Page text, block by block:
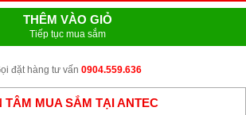
THÊM VÀO GIỎ
Tiếp tục mua sắm
đặt hàng tư vấn 0904.559.636
TÂM MUA SẮM TẠI ANTEC